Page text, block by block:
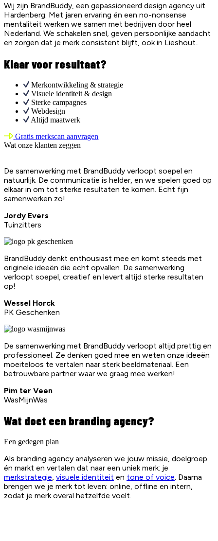
Wij zijn BrandBuddy, een gepassioneerd design agency uit
Hardenberg. Met jaren ervaring én een no-nonsense
mentaliteit werken we samen met bedrijven door heel
Nederland. We schakelen snel, geven persoonlijke aandacht
en zorgen dat je merk consistent blijft, ook in Lieshout..
Klaar voor resultaat?
Merkontwikkeling & strategie
Visuele identiteit & design
Sterke campagnes
Webdesign
Altijd maatwerk
Gratis merkscan aanvragen
Wat onze klanten zeggen
De samenwerking met BrandBuddy verloopt soepel en
natuurlijk. De communicatie is helder, en we spelen goed op
elkaar in om tot sterke resultaten te komen. Echt fijn
samenwerken zo!
Jordy Evers
Tuinzitters
BrandBuddy denkt enthousiast mee en komt steeds met
originele ideeën die echt opvallen. De samenwerking
verloopt soepel, creatief en levert altijd sterke resultaten
op!
Wessel Horck
PK Geschenken
De samenwerking met BrandBuddy verloopt altijd prettig en
professioneel. Ze denken goed mee en weten onze ideeën
moeiteloos te vertalen naar sterk beeldmateriaal. Een
betrouwbare partner waar we graag mee werken!
Pim ter Veen
WasMijnWas
Wat doet een branding agency?
Een gedegen plan
Als branding agency analyseren we jouw missie, doelgroep
én markt en vertalen dat naar een uniek merk: je
merkstrategie, visuele identiteit en tone of voice. Daarna
brengen we je merk tot leven: online, offline en intern,
zodat je merk overal hetzelfde voelt.